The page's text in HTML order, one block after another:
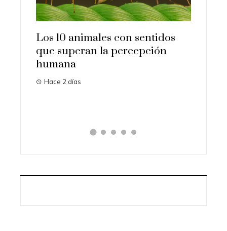
con sentidos
percepción
Las 15 misiones espaciales
importantes que cambiaron